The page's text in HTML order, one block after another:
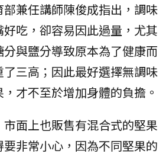
兼任講師陳俊成指出，調味
吃，卻容易因此過量，尤其
與鹽分導致原本為了健康而
三高；因此最好選擇無調味
才不至於增加身體的負擔。
面上也販售有混合式的堅果
非常小心，因為不同堅果的